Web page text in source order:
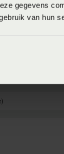
gegevens
van hun